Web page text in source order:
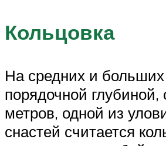
Кольцовка
На средних и больших
порядочной глубиной,
метров, одной из
снастей считается